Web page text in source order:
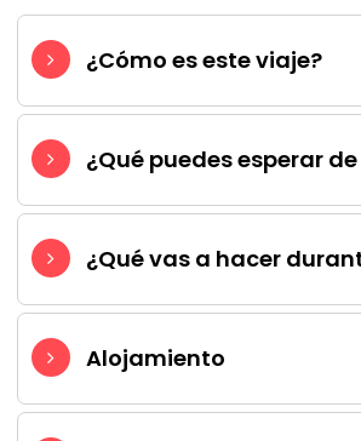
¿Cómo es este viaje?
¿Qué puedes esperar
¿Qué vas a hacer
Alojamiento